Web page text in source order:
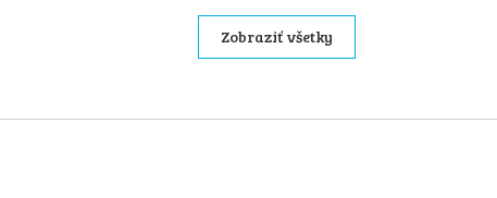
Zobraziť všetky